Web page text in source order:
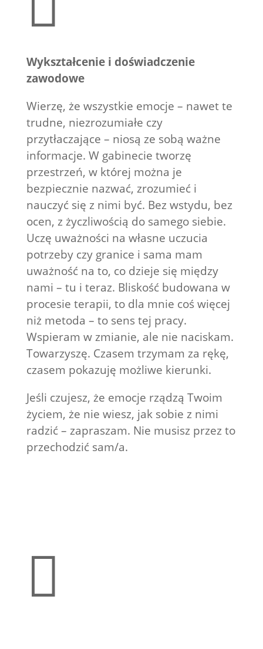
Wykształcenie i doświadczenie
zawodowe
Wierzę, że wszystkie emocje – nawet te
trudne, niezrozumiałe czy
przytłaczające – niosą ze sobą ważne
informacje. W gabinecie tworzę
przestrzeń, w której można je
bezpiecznie nazwać, zrozumieć i
nauczyć się z nimi być. Bez wstydu, bez
ocen, z życzliwością do samego siebie.
Uczę uważności na własne uczucia
potrzeby czy granice i sama mam
uważność na to, co dzieje się między
nami – tu i teraz. Bliskość budowana w
procesie terapii, to dla mnie coś więcej
niż metoda – to sens tej pracy.
Wspieram w zmianie, ale nie naciskam.
Towarzyszę. Czasem trzymam za rękę,
czasem pokazuję możliwe kierunki.
Jeśli czujesz, że emocje rządzą Twoim
życiem, że nie wiesz, jak sobie z nimi
radzić – zapraszam. Nie musisz przez to
przechodzić sam/a.
